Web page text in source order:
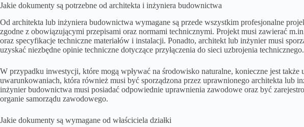
Jakie dokumenty są potrzebne od architekta i inżyniera budownictwa
Od architekta lub inżyniera budownictwa wymagane są przede wszystkim profesjonalne
zgodne z obowiązującymi przepisami oraz normami technicznymi. Projekt musi zawierać
oraz specyfikacje techniczne materiałów i instalacji. Ponadto, architekt lub inżynier musi
uzyskać niezbędne opinie techniczne dotyczące przyłączenia do sieci uzbrojenia technicznego.
W przypadku inwestycji, które mogą wpływać na środowisko naturalne, konieczne jest
uwarunkowaniach, która również musi być sporządzona przez uprawnionego architekta lub
inżynier budownictwa musi posiadać odpowiednie uprawnienia zawodowe oraz być
organie samorządu zawodowego.
Jakie dokumenty są wymagane od właściciela działki